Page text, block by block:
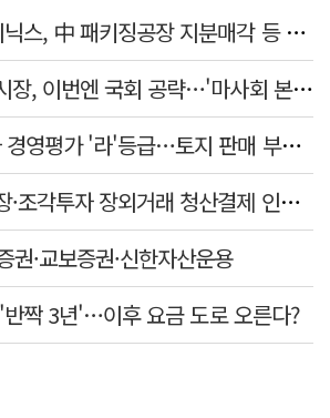
블룸버그 "SK하이닉스, 中 패키징공장 지분매각 등 검토"
김병삼 경북 영천시장, 이번엔 국회 공략…'마사회 본사 이전·광역교통망 확충' 요청
대구도시개발공사 경영평가 '라'등급…토지 판매 부진에 1년 만에 두 단계 '뚝'
예탁결제원, 비상장·조각투자 장외거래 청산결제 인프라 구축 착수…연내 가동
권·교보증권·신한자산운용
짝 3년'…이후 요금 도로 오른다?